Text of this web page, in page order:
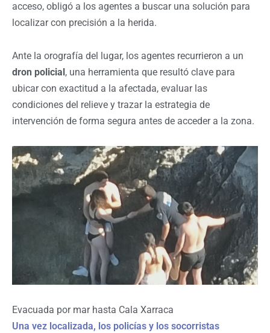
acceso, obligó a los agentes a buscar una solución para
localizar con precisión a la herida.
Ante la orografía del lugar, los agentes recurrieron a un
dron policial, una herramienta que resultó clave para
ubicar con exactitud a la afectada, evaluar las
condiciones del relieve y trazar la estrategia de
intervención de forma segura antes de acceder a la zona.
Evacuada por mar hasta Cala Xarraca
Una vez localizada, los policías y los socorristas